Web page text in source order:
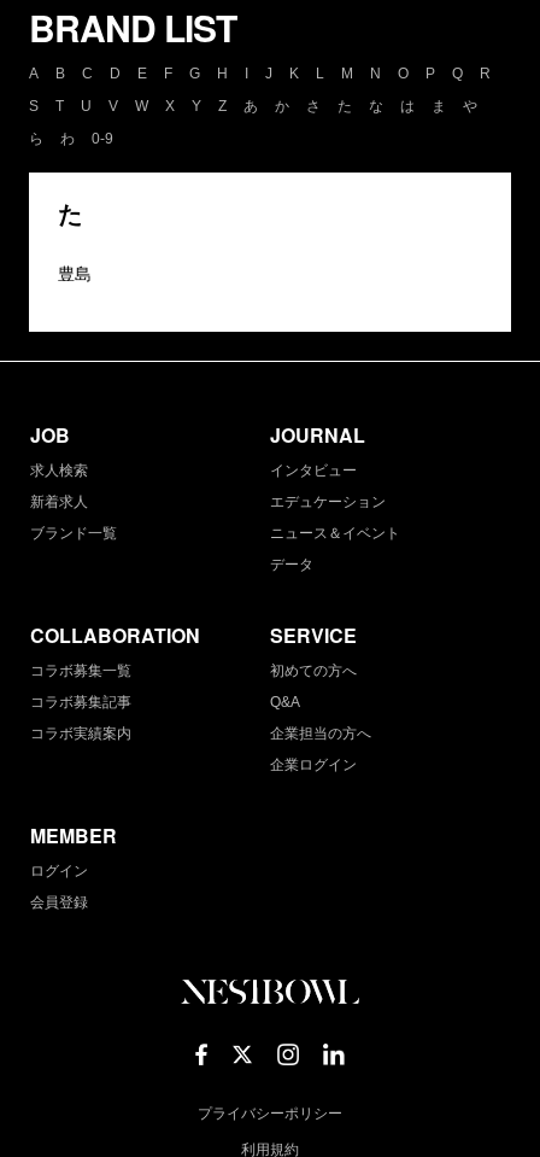
BRAND LIST
A B C D E F G H J K L M N O P Q
R
S
T U V W X Y Z あ か さ た な は ま
や
ら
わ 0-9
た
豊島
JOB
求人検索
新着求人
ブランド一覧
JOURNAL
インタビュー
エデュケーション
ニュース＆イベント
データ
COLLABORATION
コラボ募集一覧
コラボ募集記事
コラボ実績案内
SERVICE
初めての方へ
Q&A
企業担当の方へ
企業ログイン
MEMBER
ログイン
会員登録
プライバシーポリシー
利用規約